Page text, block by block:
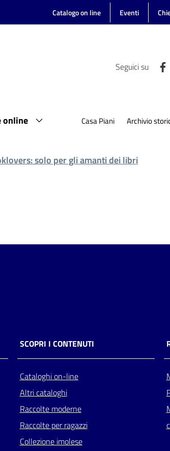
Catalogo on line Eventi
Seguici su
online Casa Piani Archivio
solo per gli amanti dei libri
SCOPRI I CONTENUTI
Cataloghi on-line
Altri cataloghi
Raccolte moderne
Raccolte per ragazzi
Collezione imolese